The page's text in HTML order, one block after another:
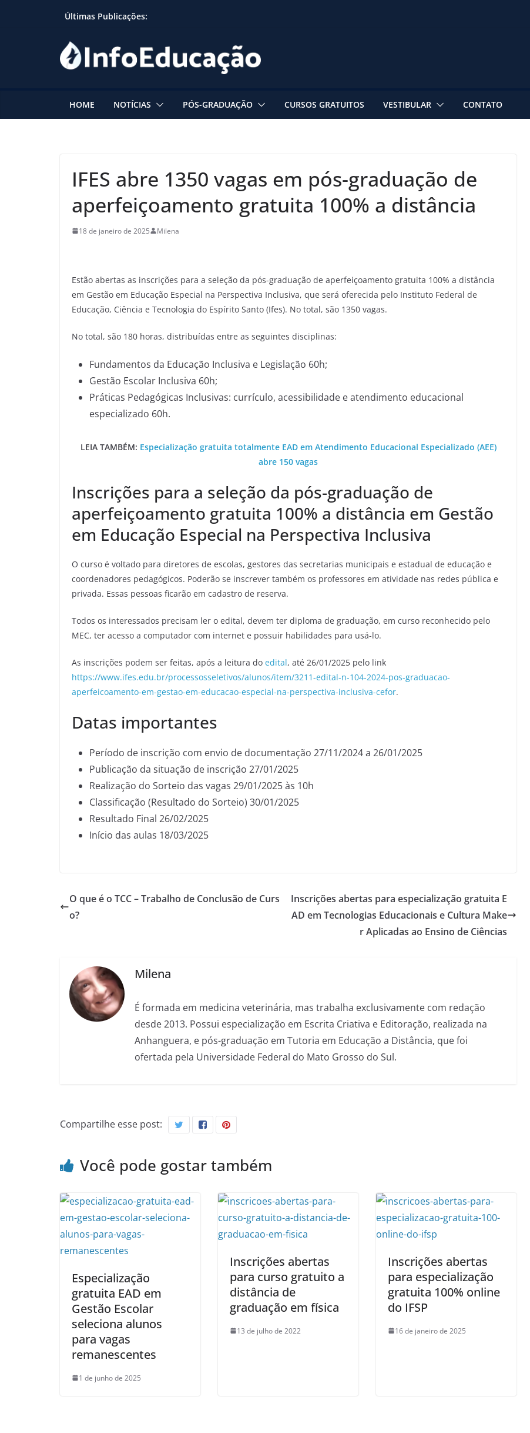
Últimas Publicações:
HOME NOTÍCIAS PÓS-GRADUAÇÃO CURSOS GRATUITOS VESTIBULAR CONTATO
IFES abre 1350 vagas em pós-graduação de
aperfeiçoamento gratuita 100% a distância
18 de janeiro de 2025 Milena
Estão abertas as inscrições para a seleção da pós-graduação de aperfeiçoamento gratuita 100% a distância
em Gestão em Educação Especial na Perspectiva Inclusiva, que será oferecida pelo Instituto Federal de
Educação, Ciência e Tecnologia do Espírito Santo (Ifes). No total, são 1350 vagas.
No total, são 180 horas, distribuídas entre as seguintes disciplinas:
Fundamentos da Educação Inclusiva e Legislação 60h;
Gestão Escolar Inclusiva 60h;
Práticas Pedagógicas Inclusivas: currículo, acessibilidade e atendimento educacional
especializado 60h.
LEIA TAMBÉM: Especialização gratuita totalmente EAD em Atendimento Educacional Especializado (AEE)
abre 150 vagas
Inscrições para a seleção da pós-graduação de
aperfeiçoamento gratuita 100% a distância em Gestão
em Educação Especial na Perspectiva Inclusiva
O curso é voltado para diretores de escolas, gestores das secretarias municipais e estadual de educação e
coordenadores pedagógicos. Poderão se inscrever também os professores em atividade nas redes pública e
privada. Essas pessoas ficarão em cadastro de reserva.
Todos os interessados precisam ler o edital, devem ter diploma de graduação, em curso reconhecido pelo
MEC, ter acesso a computador com internet e possuir habilidades para usá-lo.
As inscrições podem ser feitas, após a leitura do edital, até 26/01/2025 pelo link
https://www.ifes.edu.br/processosseletivos/alunos/item/3211-edital-n-104-2024-pos-graduacao-
aperfeicoamento-em-gestao-em-educacao-especial-na-perspectiva-inclusiva-cefor.
Datas importantes
Período de inscrição com envio de documentação 27/11/2024 a 26/01/2025
Publicação da situação de inscrição 27/01/2025
Realização do Sorteio das vagas 29/01/2025 às 10h
Classificação (Resultado do Sorteio) 30/01/2025
Resultado Final 26/02/2025
Início das aulas 18/03/2025
O que é o TCC – Trabalho de Conclusão de Curs
o?
Inscrições abertas para especialização gratuita E
AD em Tecnologias Educacionais e Cultura Make
r Aplicadas ao Ensino de Ciências
Milena
É formada em medicina veterinária, mas trabalha exclusivamente com redação
desde 2013. Possui especialização em Escrita Criativa e Editoração, realizada na
Anhanguera, e pós-graduação em Tutoria em Educação a Distância, que foi
ofertada pela Universidade Federal do Mato Grosso do Sul.
Compartilhe esse post:
Você pode gostar também
Especialização
gratuita EAD em
Gestão Escolar
seleciona alunos
para vagas
remanescentes
1 de junho de 2025
Inscrições abertas
para curso gratuito a
distância de
graduação em física
13 de julho de 2022
Inscrições abertas
para especialização
gratuita 100% online
do IFSP
16 de janeiro de 2025